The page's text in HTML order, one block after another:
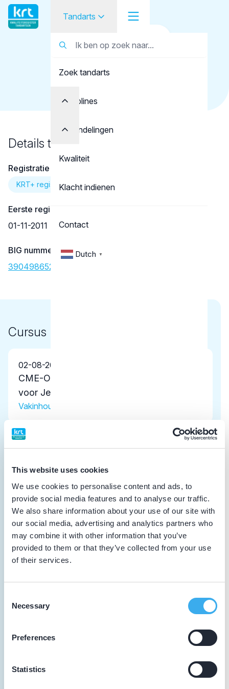
This website uses cookies
We use cookies to personalise content and ads, to
provide social media features and to analyse our traffic.
We also share information about your use of our site with
our social media, advertising and analytics partners who
may combine it with other information that you’ve
provided to them or that they’ve collected from your use
of their services.
Selection
Necessary
Preferences
Statistics
Tandarts
Student
Opleider
Zoek tandarts
Disciplines
Behandelingen
Kwaliteit
Klacht indienen
Contact
Dutch ▼
Tandarts
Lippens, B.B.S.
Details tandarts
Registratie
KRT+ registratie
Eerste registratie
01-11-2011
BIG nummer
39049865202
Cursus
02-08-2026
CME-Online - KIMO Richtlijnen: Mondzorg
voor Jeugdigen
Vakinhoudelijke scholing
16-12-2025
'Declareren in 2026'
Algemene scholing
21-11-2025
Masters of Masters in Esthetic Dentistry
2025
Vakinhoudelijke scholing
CME-Online Richtlijn Mondzorg voor
Vakinhoudelijke scholing
Algemene scholing